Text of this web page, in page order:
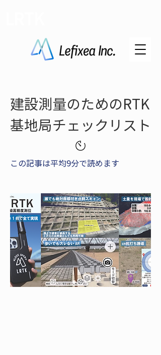
建設測量のためのRTK
基地局チェックリスト
この記事は平均9分で読めます